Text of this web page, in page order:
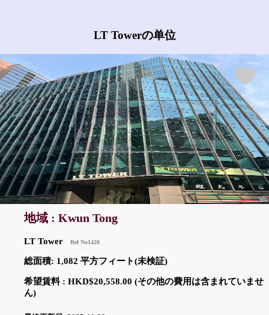
LT Towerの单位
地域 : Kwun Tong
LT Tower Ref No1420
総面積: 1,082 平方フィート(未検証)
希望賃料 : HKD$20,558.00 (その他の費用は含まれていませ
ん)